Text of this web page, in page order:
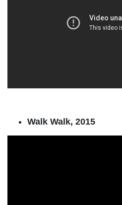
Walk Walk, 2015